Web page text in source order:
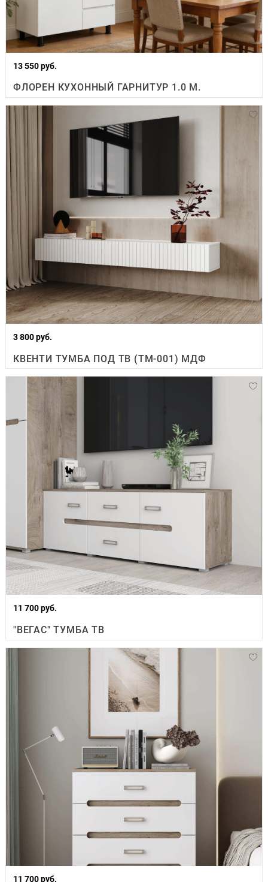
13 550 руб.
ФЛОРЕН КУХОННЫЙ ГАРНИТУР 1.0 М.
3 800 руб.
КВЕНТИ ТУМБА ПОД ТВ (ТМ-001) МДФ
11 700 руб.
"ВЕГАС" ТУМБА ТВ
11 700 руб.